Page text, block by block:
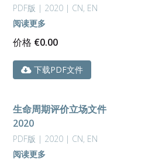
PDF版 | 2020 | CN, EN
阅读更多
价格 €0.00
下载PDF文件
生命周期评价立场文件
2020
PDF版 | 2020 | CN, EN
阅读更多